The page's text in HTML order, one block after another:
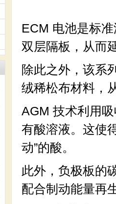
ECM 电池是标
双层隔板，从而
除此之外，该系
绒稀松布材料，
AGM 技术利用
有酸溶液。 这使
动”的酸。
此外，负极板的
配合制动能量再